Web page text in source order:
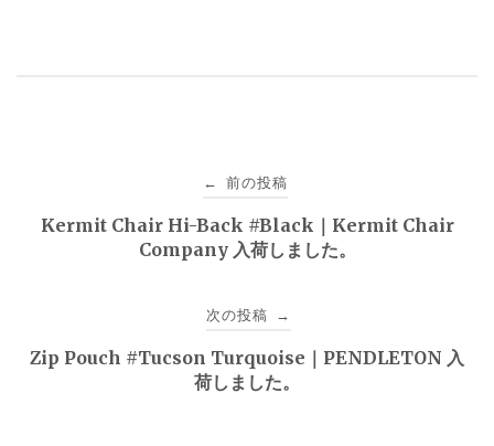
ゲ
← 前の投稿
Kermit Chair Hi-Back #Black｜Kermit Chair
Company 入荷しました。
次の投稿 →
Zip Pouch #Tucson Turquoise｜PENDLETON 入
荷しました。